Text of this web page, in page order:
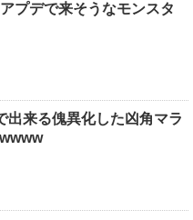
プデで来そうなモンスタ
出来る傀異化した凶角マラ